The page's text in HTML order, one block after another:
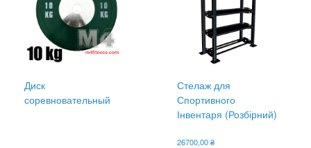
Диск
соревновательный
Стелаж для
Спортивного
Інвентаря (Розбірний)
26700,00₴